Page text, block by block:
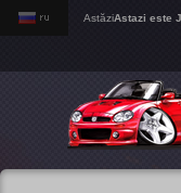
AstăziAstazi este